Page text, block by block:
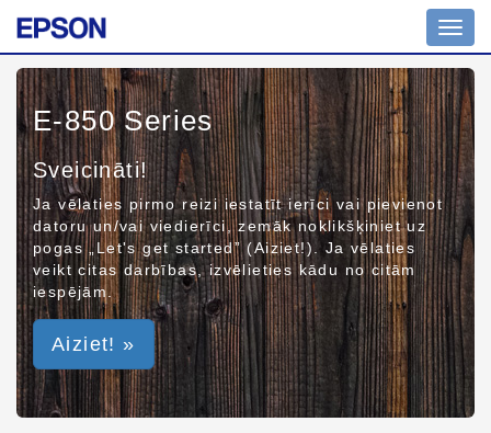
E-850 Series
Sveicināti!
Ja vēlaties pirmo reizi iestatīt ierīci vai pievienot
datoru un/vai viedierīci, zemāk noklikšķiniet uz
pogas „Let's get started” (Aiziet!). Ja vēlaties
veikt citas darbības, izvēlieties kādu no citām
iespējām.
Aiziet! »